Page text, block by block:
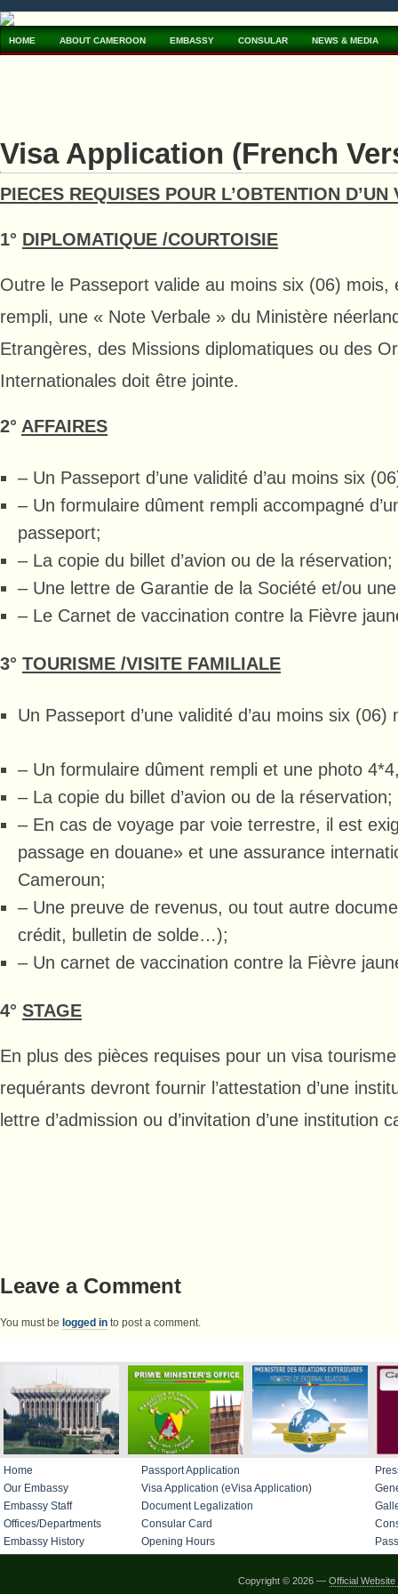
HOME ABOUT CAMEROON EMBASSY CONSULAR NEWS & MEDIA
Visa Application (French
PIECES REQUISES POUR L’OBTENTION D’UN
1° DIPLOMATIQUE /COURTOISIE
Outre le Passeport valide au moins six (06) mois,
rempli, une « Note Verbale » du Ministère
Etrangères, des Missions diplomatiques ou des
Internationales doit être jointe.
2° AFFAIRES
– Un Passeport d’une validité d’au moins six
– Un formulaire dûment rempli accompagné
passeport;
– La copie du billet d’avion ou de la réservation;
– Une lettre de Garantie de la Société et/ou
– Le Carnet de vaccination contre la Fièvre
3° TOURISME /VISITE FAMILIALE
Un Passeport d’une validité d’au moins six (06)
– Un formulaire dûment rempli et une photo
– La copie du billet d’avion ou de la réservation;
– En cas de voyage par voie terrestre, il est
passage en douane» et une assurance
Cameroun;
– Une preuve de revenus, ou tout autre
crédit, bulletin de solde…);
– Un carnet de vaccination contre la Fièvre
4° STAGE
En plus des pièces requises pour un visa
requérants devront fournir l’attestation d’une
lettre d’admission ou d’invitation d’une institution
Leave a Comment
You must be logged in to post a comment.
Home
Our Embassy
Embassy Staff
Offices/Departments
Embassy History
Passport Application
Visa Application (eVisa Application)
Document Legalization
Consular Card
Opening Hours
Copyright © 2026 —Official